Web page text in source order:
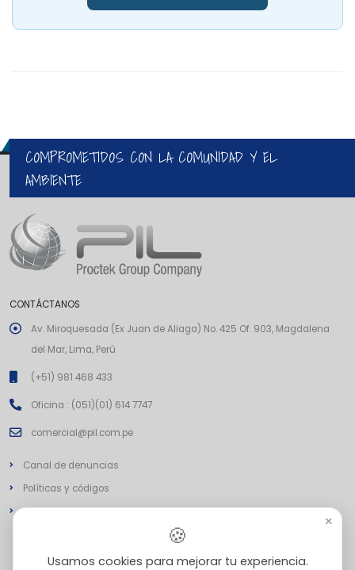
COMPROMETIDOS CON LA COMUNIDAD Y EL
AMBIENTE
CONTÁCTANOS
Av. Miroquesada (Ex Juan de Aliaga) No. 425 Of. 903, Magdalena
del Mar, Lima, Perú
(+51) 981 468 433
Oficina : (051)(01) 614 7747
comercial@pil.com.pe
Canal de denuncias
Políticas y códigos
Mapa de sitio
×
🍪
Usamos cookies para mejorar tu experiencia.